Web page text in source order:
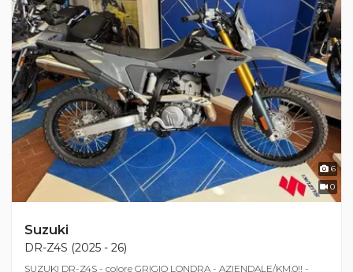
6
0
Suzuki
DR-Z4S (2025 - 26)
SUZUKI DR-Z4S - colore GRIGIO LONDRA - AZIENDALE/KM.0!! -